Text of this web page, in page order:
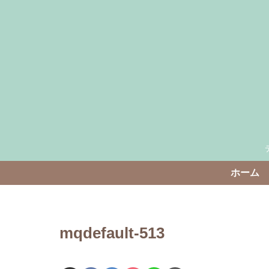
ホーム
mqdefault-513